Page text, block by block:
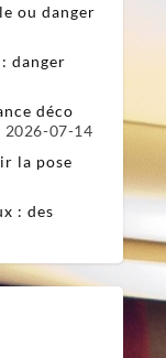
ou danger
danger
déco
2026-07-14
la pose
: des